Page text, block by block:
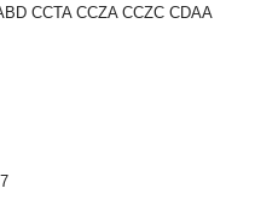
CCTA CCZA CCZC CDAA